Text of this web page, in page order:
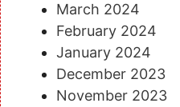
March 2024
February 2024
January 2024
December 2023
November 2023